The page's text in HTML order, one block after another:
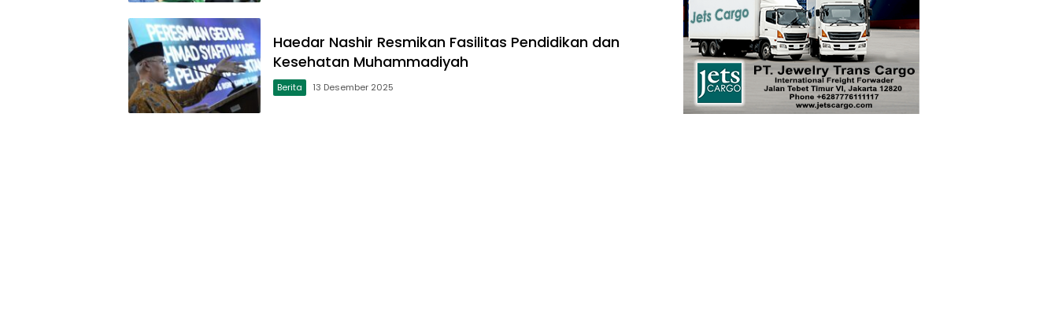
Haedar Nashir Resmikan Fasilitas Pendidikan dan
Kesehatan Muhammadiyah
Berita 13 Desember 2025